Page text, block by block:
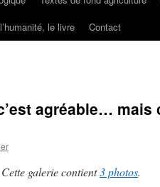
le livre Contact
agréable… mais
Cette galerie contient3 photos.